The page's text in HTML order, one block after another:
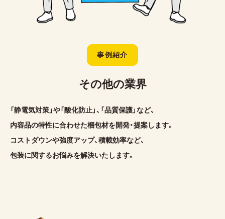
事例紹介
その他の業界
「静電気対策」や「酸化防止」、「品質保護」など、
内容品の特性に合わせた梱包材を開発・提案します。
コストダウンや強度アップ、積載効率など、
包装に関するお悩みを解決いたします。